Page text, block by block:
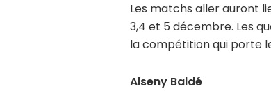
Les matchs aller auront
3,4 et 5 décembre. Les
la compétition qui porte
Alseny Baldé